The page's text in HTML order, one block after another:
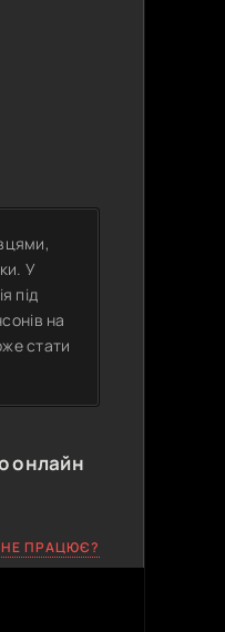
У
під
на
стати
онлайн
НЕ ПРАЦЮЄ?